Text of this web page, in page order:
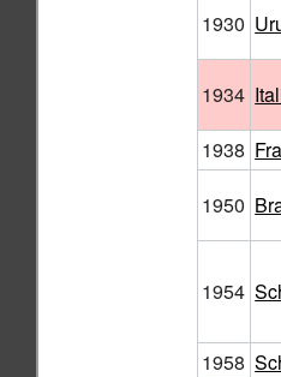
1930
1934
1938
1950
1954
1958